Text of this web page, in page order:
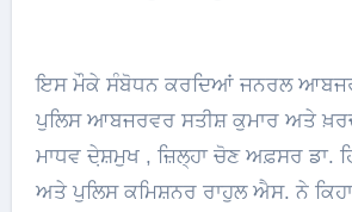
ਇਸ ਮੌਕੇ ਸੰਬੋਧਨ ਕਰਦਿਆਂ ਜਨਰਲ ਆਬਜਰ
ਪੁਲਿਸ ਆਬਜਰਵਰ ਸਤੀਸ਼ ਕੁਮਾਰ ਅਤੇ
ਮਾਧਵ ਦੇ਼ਸ਼ਮੁਖ , ਜ਼ਿਲ੍ਹਾ ਚੋਣ ਅਫ਼ਸਰ ਡਾ.
ਅਤੇ ਪੁਲਿਸ ਕਮਿਸ਼ਨਰ ਰਾਹੁਲ ਐਸ. ਨੇ